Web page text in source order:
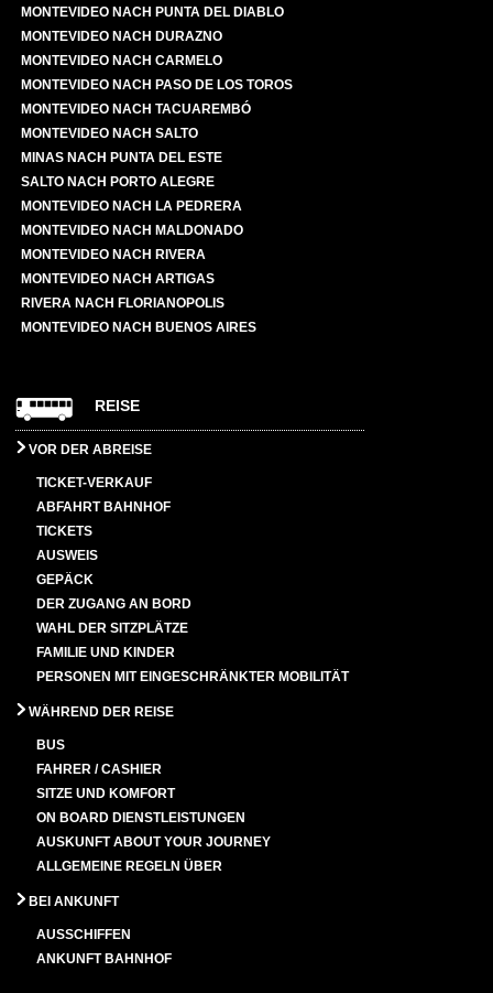
MONTEVIDEO NACH PUNTA DEL DIABLO
MONTEVIDEO NACH DURAZNO
MONTEVIDEO NACH CARMELO
MONTEVIDEO NACH PASO DE LOS TOROS
MONTEVIDEO NACH TACUAREMBÓ
MONTEVIDEO NACH SALTO
MINAS NACH PUNTA DEL ESTE
SALTO NACH PORTO ALEGRE
MONTEVIDEO NACH LA PEDRERA
MONTEVIDEO NACH MALDONADO
MONTEVIDEO NACH RIVERA
MONTEVIDEO NACH ARTIGAS
RIVERA NACH FLORIANOPOLIS
MONTEVIDEO NACH BUENOS AIRES
REISE
VOR DER ABREISE
TICKET-VERKAUF
ABFAHRT BAHNHOF
TICKETS
AUSWEIS
GEPÄCK
DER ZUGANG AN BORD
WAHL DER SITZPLÄTZE
FAMILIE UND KINDER
PERSONEN MIT EINGESCHRÄNKTER MOBILITÄT
WÄHREND DER REISE
BUS
FAHRER / CASHIER
SITZE UND KOMFORT
ON BOARD DIENSTLEISTUNGEN
AUSKUNFT ABOUT YOUR JOURNEY
ALLGEMEINE REGELN ÜBER
BEI ANKUNFT
AUSSCHIFFEN
ANKUNFT BAHNHOF